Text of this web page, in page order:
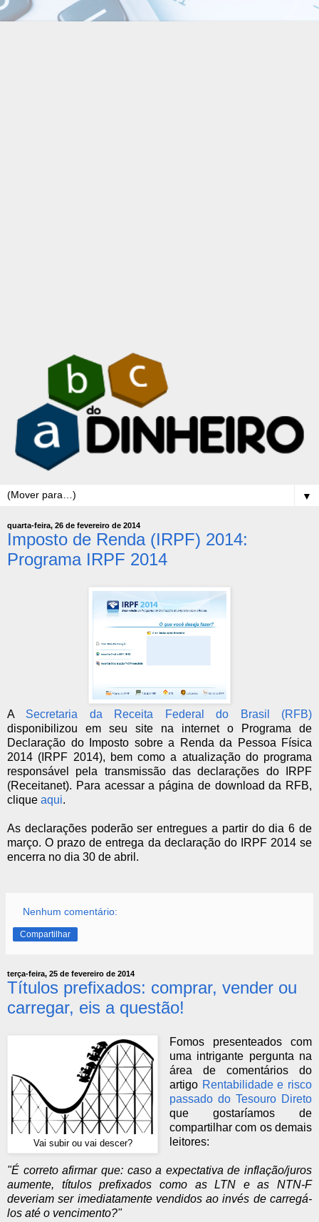
▼
quarta-feira, 26 de fevereiro de 2014
Imposto de Renda (IRPF) 2014:
Programa IRPF 2014
A Secretaria da Receita Federal do Brasil (RFB)
disponibilizou em seu site na internet o Programa de
Declaração do Imposto sobre a Renda da Pessoa Física
2014 (IRPF 2014), bem como a atualização do programa
responsável pela transmissão das declarações do IRPF
(Receitanet). Para acessar a página de download da RFB,
clique aqui.
As declarações poderão ser entregues a partir do dia 6 de
março. O prazo de entrega da declaração do IRPF 2014 se
encerra no dia 30 de abril.
Nenhum comentário:
Compartilhar
terça-feira, 25 de fevereiro de 2014
Títulos prefixados: comprar, vender ou
carregar, eis a questão!
Vai subir ou vai descer?
Fomos presenteados com
uma intrigante pergunta na
área de comentários do
artigo Rentabilidade e risco
passado do Tesouro Direto
que gostaríamos de
compartilhar com os demais
leitores:
"É correto afirmar que: caso a expectativa de inflação/juros
aumente, títulos prefixados como as LTN e as NTN-F
deveriam ser imediatamente vendidos ao invés de carregá-
los até o vencimento?"